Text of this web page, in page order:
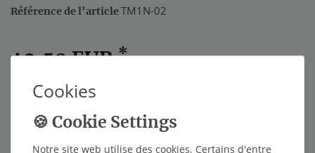
Référence de l’articleTM1N-02
42,50 EUR*
Contenu1
Cookies
Notre site web utilise des cookies. Certains d'entre